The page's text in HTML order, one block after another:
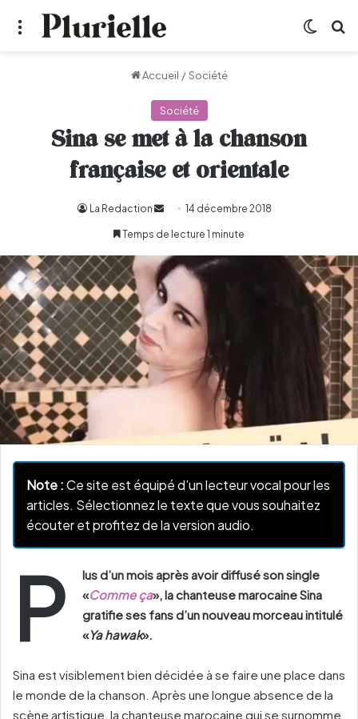
Menu
Accueil / Société
Société
Sina se met à la chanson
française et orientale
La Redaction
Envoyer
un
14 décembre 2018
Temps de lecture 1 minute
Note :Ce site est équipé d’un lecteur vocal pour les
articles. Sélectionnez le texte que vous souhaitez
écouter et profitez de la version audio.
P
lus d’un mois après avoir diffusé son single
«Comme ça», la chanteuse marocaine Sina
gratifie ses fans d’un nouveau morceau intitulé
«Ya hawak».
Sina est visiblement bien décidée à se faire une place dans
le monde de la chanson. Après une longue absence de la
scène artistique, la chanteuse marocaine qui se surnomme